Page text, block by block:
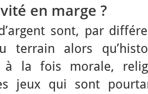
en marge ?
sont, par
terrain alors
à la fois morale,
jeux qui sont